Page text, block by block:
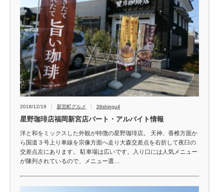
2018/12/19 新宮町グルメ 39shingu4
星野珈琲店福岡新宮店パート・アルバイト情報
洋と和をミックスした外観が特徴の星野珈琲店。 天神、香椎方面か
ら国道３号上り車線を宗像方面へ走り大森交差点を右折して夜臼の
交差点左にあります。 駐車場は広いです。入り口には人気メニュー
が陳列されているので、メニュー選…